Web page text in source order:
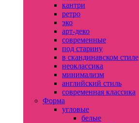
кантри
ретро
эко
арт-деко
современные
под старину
в скандинавском стиле
неоклассика
минимализм
английский стиль
современная классика
Форма
угловые
белые